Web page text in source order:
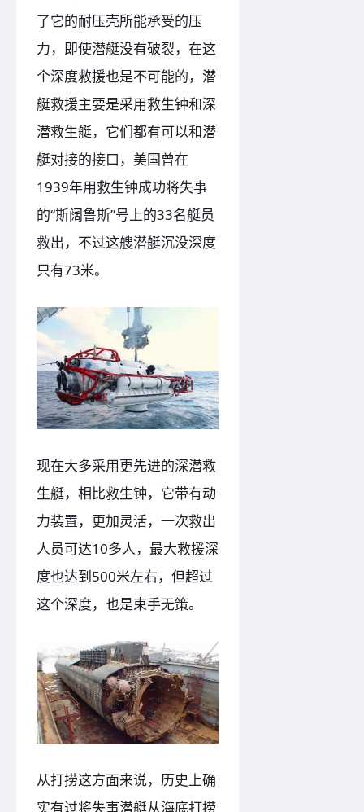
了它的耐压壳所能承受的压
力，即使潜艇没有破裂，在这
个深度救援也是不可能的，潜
艇救援主要是采用救生钟和深
潜救生艇，它们都有可以和潜
艇对接的接口，美国曾在
1939年用救生钟成功将失事
的“斯阔鲁斯”号上的33名艇员
救出，不过这艘潜艇沉没深度
只有73米。
现在大多采用更先进的深潜救
生艇，相比救生钟，它带有动
力装置，更加灵活，一次救出
人员可达10多人，最大救援深
度也达到500米左右，但超过
这个深度，也是束手无策。
从打捞这方面来说，历史上确
实有过将失事潜艇从海底打捞